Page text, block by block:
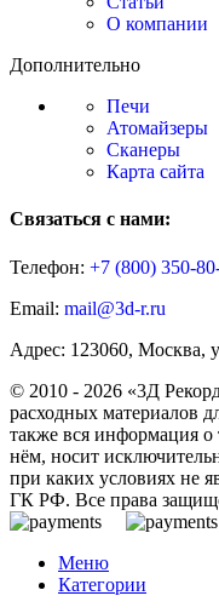
О компании
Дополнительно
Печи
Атомайзеры
Сканеры
Карта сайта
Связаться с нами:
Телефон: +7 (800) 350-
Email: mail@3d-r.ru
Адрес: 123060, Москва,
© 2010 - 2026 «3Д
расходных материалов
также вся информация о
нём, носит
при каких условиях не
ГК РФ. Все права
Меню
Категории